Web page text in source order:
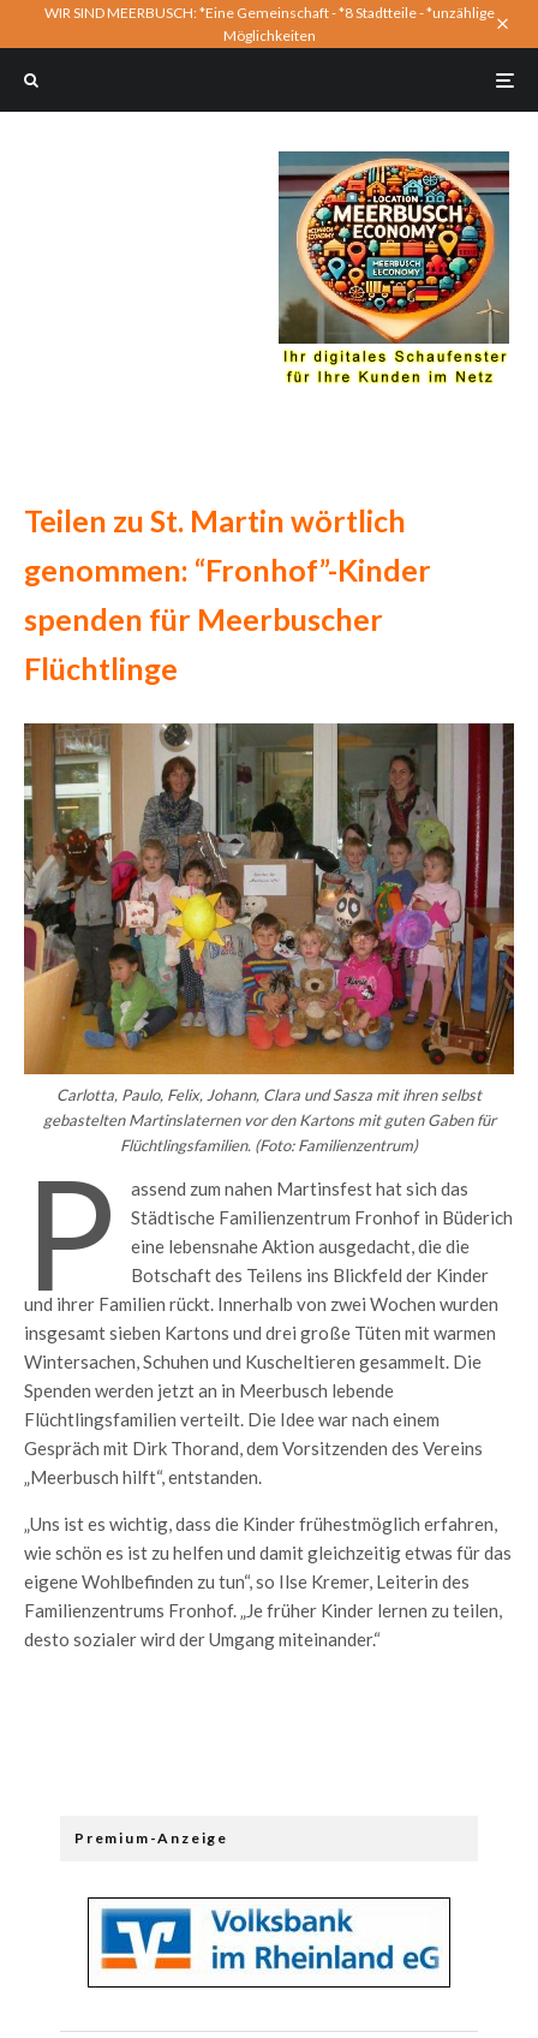
WIR SIND MEERBUSCH: *Eine Gemeinschaft - *8 Stadtteile - *unzählige
Möglichkeiten
Teilen zu St. Martin wörtlich
genommen: “Fronhof”-Kinder
spenden für Meerbuscher
Flüchtlinge
Carlotta, Paulo, Felix, Johann, Clara und Sasza mit ihren selbst
gebastelten Martinslaternen vor den Kartons mit guten Gaben für
Flüchtlingsfamilien. (Foto: Familienzentrum)
P
assend zum nahen Martinsfest hat sich das
Städtische Familienzentrum Fronhof in Büderich
eine lebensnahe Aktion ausgedacht, die die
Botschaft des Teilens ins Blickfeld der Kinder
und ihrer Familien rückt. Innerhalb von zwei Wochen wurden
insgesamt sieben Kartons und drei große Tüten mit warmen
Wintersachen, Schuhen und Kuscheltieren gesammelt. Die
Spenden werden jetzt an in Meerbusch lebende
Flüchtlingsfamilien verteilt. Die Idee war nach einem
Gespräch mit Dirk Thorand, dem Vorsitzenden des Vereins
„Meerbusch hilft“, entstanden.
„Uns ist es wichtig, dass die Kinder frühestmöglich erfahren,
wie schön es ist zu helfen und damit gleichzeitig etwas für das
eigene Wohlbefinden zu tun“, so Ilse Kremer, Leiterin des
Familienzentrums Fronhof. „Je früher Kinder lernen zu teilen,
desto sozialer wird der Umgang miteinander.“
Premium-Anzeige